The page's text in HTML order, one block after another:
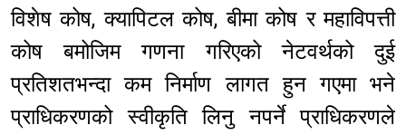
विशेष कोष, क्यापिटल कोष, बीमा कोष र महाविपत्ती
कोष बमोजिम गणना गरिएको नेटवर्थको दुई
प्रतिशतभन्दा कम निर्माण लागत हुन गएमा भने
प्राधिकरणको स्वीकृति लिनु नपर्ने प्राधिकरणले